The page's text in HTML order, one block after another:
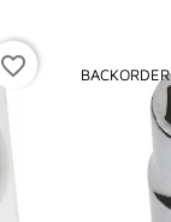
favorite_border BACKORDER